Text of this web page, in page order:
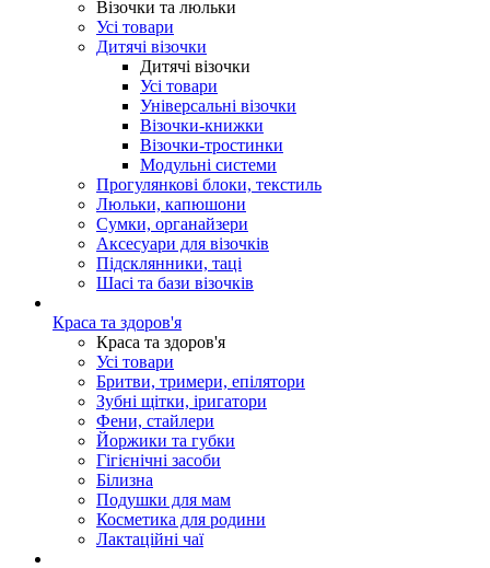
Візочки та люльки
Усі товари
Дитячі візочки
Дитячі візочки
Усі товари
Універсальні візочки
Візочки-книжки
Візочки-тростинки
Модульні системи
Прогулянкові блоки, текстиль
Люльки, капюшони
Сумки, органайзери
Аксесуари для візочків
Підсклянники, таці
Шасі та бази візочків
Краса та здоров'я
Краса та здоров'я
Усі товари
Бритви, тримери, епілятори
Зубні щітки, іригатори
Фени, стайлери
Йоржики та губки
Гігієнічні засоби
Білизна
Подушки для мам
Косметика для родини
Лактаційні чаї